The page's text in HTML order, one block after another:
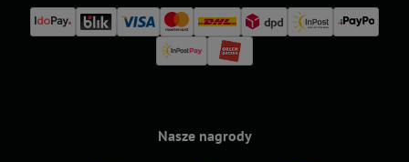
Nasze nagrody